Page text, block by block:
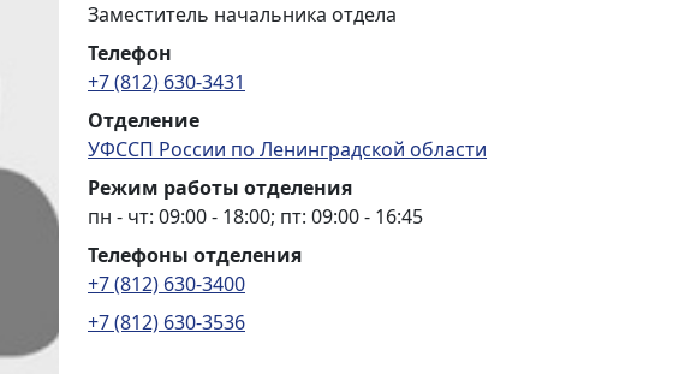
Заместитель начальника отдела
Телефон
+7 (812) 630-3431
Отделение
УФССП России по Ленинградской области
Режим работы отделения
пн - чт: 09:00 - 18:00; пт: 09:00 - 16:45
Телефоны отделения
+7 (812) 630-3400
+7 (812) 630-3536